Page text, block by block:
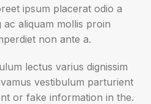
ipsum placerat odio a
aliquam mollis proin
non ante a.
lectus varius dignissim
vestibulum parturient
or fake information in the.